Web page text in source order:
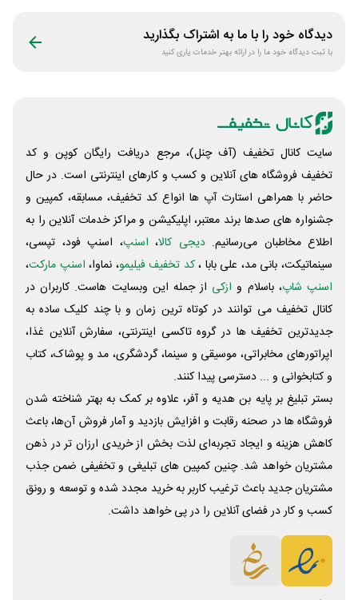
دیدگاه خود را با ما به اشتراک بگذارید
با ثبت دیدگاه خود ما را در ارائه بهتر خدمات یاری کنید
سایت کانال تخفیف (آف چنل)، مرجع دریافت رایگان کوپن و کد
تخفیف فروشگاه های آنلاین و کسب و‌ کارهای اینترنتی است. در حال
حاضر با همراهی استارت آپ ها انواع کد تخفیف، مسابقه، کمپین و
جشنواره های صدها برند معتبر، اپلیکیشن و مراکز خدمات آنلاین را به
اطلاع مخاطبان می‌رسانیم. دیجی کالا، اسنپ، اسنپ فود، تپسی،
سینماتیکت، بانی مد، علی‌ بابا ،کد تخفیف فیلیمو، نماوا، اسنپ مارکت،
اسنپ شاپ، باسلام و ازکی از جمله این وبسایت ‌هاست. کاربران در
کانال تخفیف می توانند در کوتاه ترین زمان و با چند کلیک ساده به
جدیدترین تخفیف ها در گروه تاکسی اینترنتی، سفارش آنلاین غذا،
اپراتورهای مخابراتی، موسیقی و سینما، گردشگری، مد و پوشاک، کتاب
و کتابخوانی و ... دسترسی پیدا کنند.
بستر تبلیغ بر پایه بن هدیه و آفر، علاوه بر کمک به بهتر شناخته شدن
فروشگاه ها در صحنه رقابت و افزایش بازدید و آمار فروش آن‌ها، باعث
کاهش هزینه و ایجاد تجربه‌ای لذت بخش از خریدی ارزان تر در ذهن
مشتریان خواهد شد. چنین کمپین های تبلیغی و تخفیفی ضمن جذب
مشتریان جدید باعث ترغیب کاربر به خرید مجدد شده و توسعه و رونق
کسب و کار در فضای آنلاین را در پی خواهد داشت.